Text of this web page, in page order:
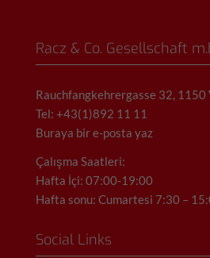
Racz & Co. Gesellschaft
Rauchfangkehrergasse 32,
Tel: +43(1)892 11 11
Buraya bir e-posta yaz
Çalışma Saatleri:
Hafta İçi: 07:00-19:00
Hafta sonu: Cumartesi 7:30 –
Social Links